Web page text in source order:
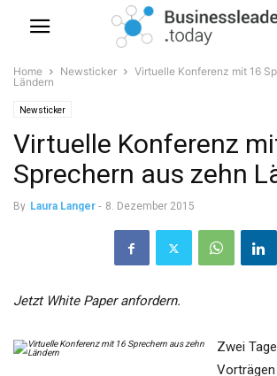
Home Newsticker
Virtuelle Konferenz mit 16
Ländern
Newsticker
Virtuelle Konferenz
Sprechern aus zehn
By Laura Langer - 8. Dezember 2015
Jetzt White Paper anfordern.
Zwei